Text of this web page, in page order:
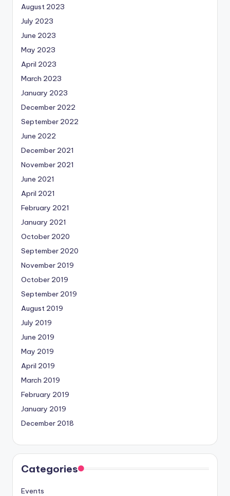
August 2023
July 2023
June 2023
May 2023
April 2023
March 2023
January 2023
December 2022
September 2022
June 2022
December 2021
November 2021
June 2021
April 2021
February 2021
January 2021
October 2020
September 2020
November 2019
October 2019
September 2019
August 2019
July 2019
June 2019
May 2019
April 2019
March 2019
February 2019
January 2019
December 2018
Categories
Events